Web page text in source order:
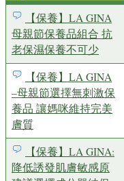
【保養】LA GINA
母親節保養品組合 抗
老保濕保養不可少
【保養】LA GINA
–母親節選擇無刺激保
養品 讓媽咪維持完美
膚質
【保養】LA GINA:
降低誘發肌膚敏感原